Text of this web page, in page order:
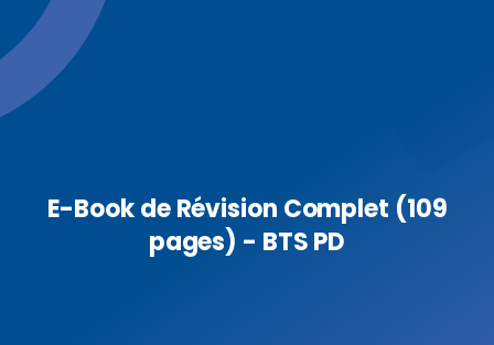
E-Book de Révision Complet (109
pages) - BTS PD